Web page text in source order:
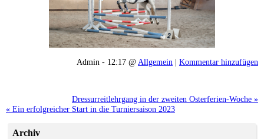
Admin - 12:17 @Allgemein | Kommentar hinzufügen
Dressurreitlehrgang in der zweiten Osterferien-Woche »
« Ein erfolgreicher Start in die Turniersaison 2023
Archiv